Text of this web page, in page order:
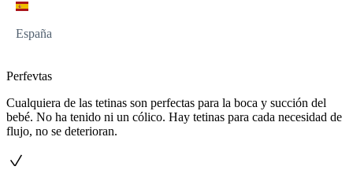
España
Perfevtas
Cualquiera de las tetinas son perfectas para la boca y succión del
bebé. No ha tenido ni un cólico. Hay tetinas para cada necesidad de
flujo, no se deterioran.